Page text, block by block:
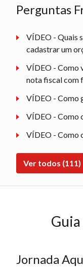
Perguntas
VÍDEO - Quais
cadastrar um
VÍDEO - Como
nota fiscal com
VÍDEO - Como
VÍDEO - Como
VÍDEO - Como
Ver todos (111)
Jornada